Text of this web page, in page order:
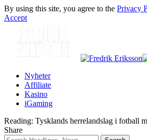
By using this site, you agree to the Privacy
Accept
Nyheter
Affiliate
Kasino
iGaming
Reading: Tysklands herrelandslag i fotball
Share